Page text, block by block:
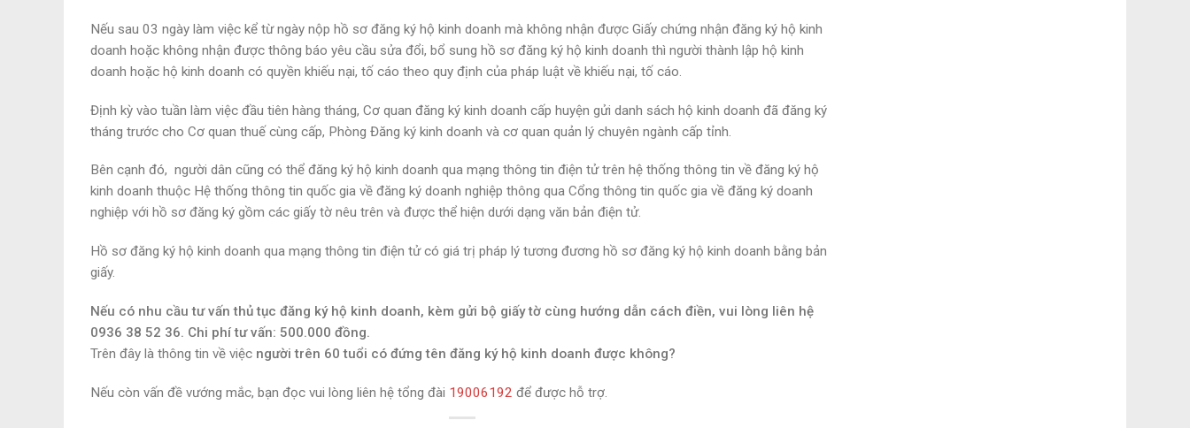
Nếu sau 03 ngày làm việc kể từ ngày nộp hồ sơ đăng ký hộ kinh doanh mà không nhận được Giấy chứng nhận đăng ký hộ kinh
doanh hoặc không nhận được thông báo yêu cầu sửa đổi, bổ sung hồ sơ đăng ký hộ kinh doanh thì người thành lập hộ kinh
doanh hoặc hộ kinh doanh có quyền khiếu nại, tố cáo theo quy định của pháp luật về khiếu nại, tố cáo.
Định kỳ vào tuần làm việc đầu tiên hàng tháng, Cơ quan đăng ký kinh doanh cấp huyện gửi danh sách hộ kinh doanh đã đăng ký
tháng trước cho Cơ quan thuế cùng cấp, Phòng Đăng ký kinh doanh và cơ quan quản lý chuyên ngành cấp tỉnh.
Bên cạnh đó, người dân cũng có thể đăng ký hộ kinh doanh qua mạng thông tin điện tử trên hệ thống thông tin về đăng ký hộ
kinh doanh thuộc Hệ thống thông tin quốc gia về đăng ký doanh nghiệp thông qua Cổng thông tin quốc gia về đăng ký doanh
nghiệp với hồ sơ đăng ký gồm các giấy tờ nêu trên và được thể hiện dưới dạng văn bản điện tử.
Hồ sơ đăng ký hộ kinh doanh qua mạng thông tin điện tử có giá trị pháp lý tương đương hồ sơ đăng ký hộ kinh doanh bằng bản
giấy.
Nếu có nhu cầu tư vấn thủ tục đăng ký hộ kinh doanh, kèm gửi bộ giấy tờ cùng hướng dẫn cách điền, vui lòng liên hệ
0936 38 52 36. Chi phí tư vấn: 500.000 đồng.
Trên đây là thông tin về việc người trên 60 tuổi có đứng tên đăng ký hộ kinh doanh được không?
Nếu còn vấn đề vướng mắc, bạn đọc vui lòng liên hệ tổng đài 19006192 để được hỗ trợ.